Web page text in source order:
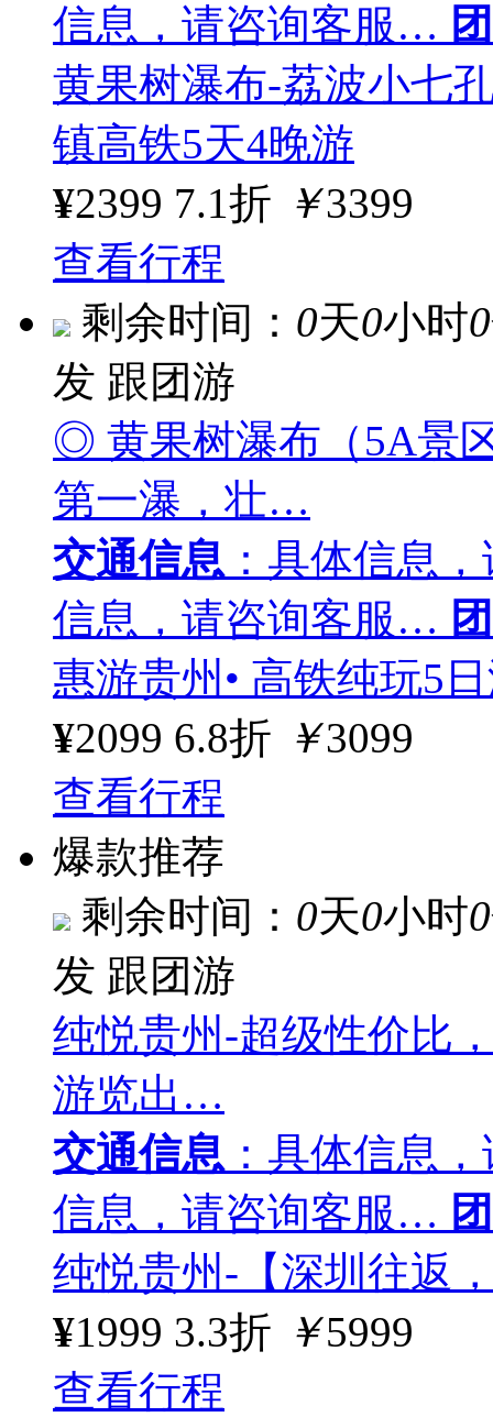
信息，请咨询客服…
黄果树瀑布-荔波小七
镇高铁5天4晚游
¥2399 7.1折 ￥3399
查看行程
剩余时间： 0天0小时0
发 跟团游
◎ 黄果树瀑布（5A景
第一瀑，壮…
交通信息 ：具体信息
信息，请咨询客服…
惠游贵州• 高铁纯玩5
¥2099 6.8折 ￥3099
查看行程
爆款推荐
剩余时间： 0天0小时0
发 跟团游
纯悦贵州-超级性价比
游览出…
交通信息 ：具体信息
信息，请咨询客服…
纯悦贵州-【深圳往返
¥1999 3.3折 ￥5999
查看行程